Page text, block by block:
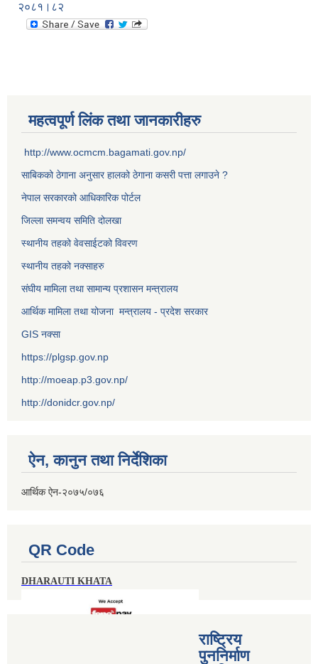
२०८१।८२
महत्वपूर्ण लिंक तथा जानकारीहरु
http://www.ocmcm.bagamati.gov.np/
साबिकको ठेगाना अनुसार हालको ठेगाना कसरी पत्ता लगाउने ?
नेपाल सरकारको आधिकारिक पोर्टल
जिल्ला समन्वय समिति दोलखा
स्थानीय तहको वेवसाईटको विवरण
स्थानीय तहको नक्साहरु
संघीय मामिला तथा सामान्य प्रशासन मन्त्रालय
आर्थिक मामिला तथा योजना मन्त्रालय - प्रदेश सरकार
GIS नक्सा
https://plgsp.gov.np
http://moeap.p3.gov.np/
http://donidcr.gov.np/
ऐन, कानुन तथा निर्देशिका
आर्थिक ऐन-२०७५/०७६
QR Code
DHARAUTI KHATA
राष्ट्रिय
पुननिर्माण